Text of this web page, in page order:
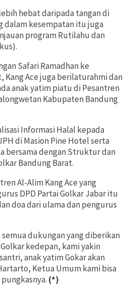
hebat daripada tangan di
dalam kesempatan itu juga
program Rutilahu dan
Safari Ramadhan ke
Kang Ace juga berilaturahmi dan
anak yatim piatu di Pesantren
Kabupaten Bandung
Informasi Halal kepada
di Masion Pine Hotel serta
bersama dengan Struktur dan
Bandung Barat.
Al-Alim Kang Ace yang
DPD Partai Golkar Jabar itu
doa dari ulama dan pengurus
dukungan yang diberikan
kedepan, kami yakin
anak yatim Gokar akan
Ketua Umum kami bisa
(*)